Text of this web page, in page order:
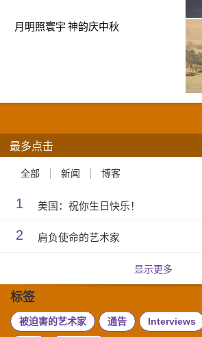
月明照寰宇 神韵庆中秋
最多点击
全部 新闻 博客
1 美国：祝你生日快乐！
2 肩负使命的艺术家
显示更多
标签
被迫害的艺术家 通告 Interviews